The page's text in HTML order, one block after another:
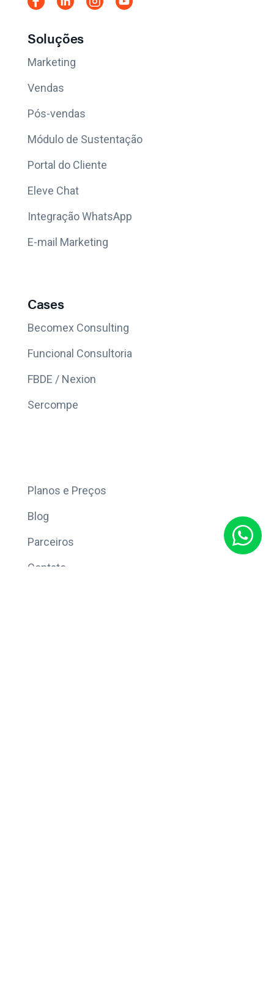
Soluções
Marketing
Vendas
Pós-vendas
Módulo de Sustentação
Portal do Cliente
Eleve Chat
Integração WhatsApp
E-mail Marketing
Cases
Becomex Consulting
Funcional Consultoria
FBDE / Nexion
Sercompe
Planos e Preços
Blog
Parceiros
Contato